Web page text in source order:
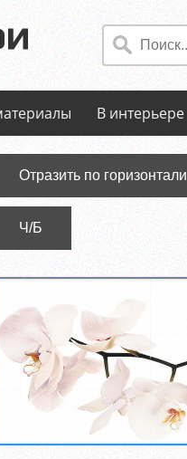
В интерьере
Отразить по горизонтали
Ч/Б